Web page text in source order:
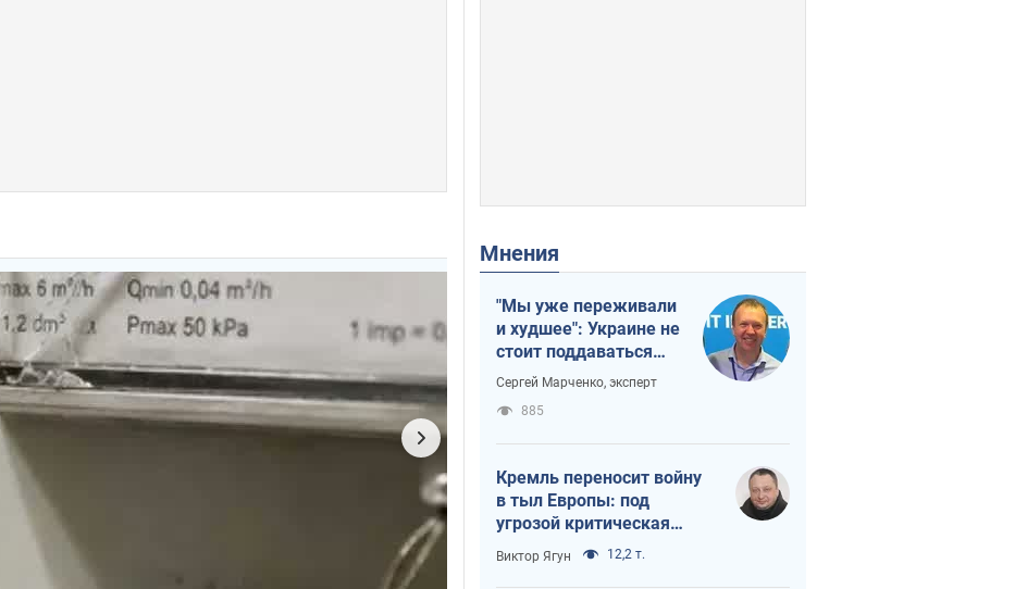
Мнения
"Мы уже переживали
и худшее": Украине не
стоит поддаваться
отчаянию из-за
Сергей Марченко, эксперт
885
Кремль переносит войну
в тыл Европы: под
угрозой критическая
логистика
Виктор Ягун 12,2 т.